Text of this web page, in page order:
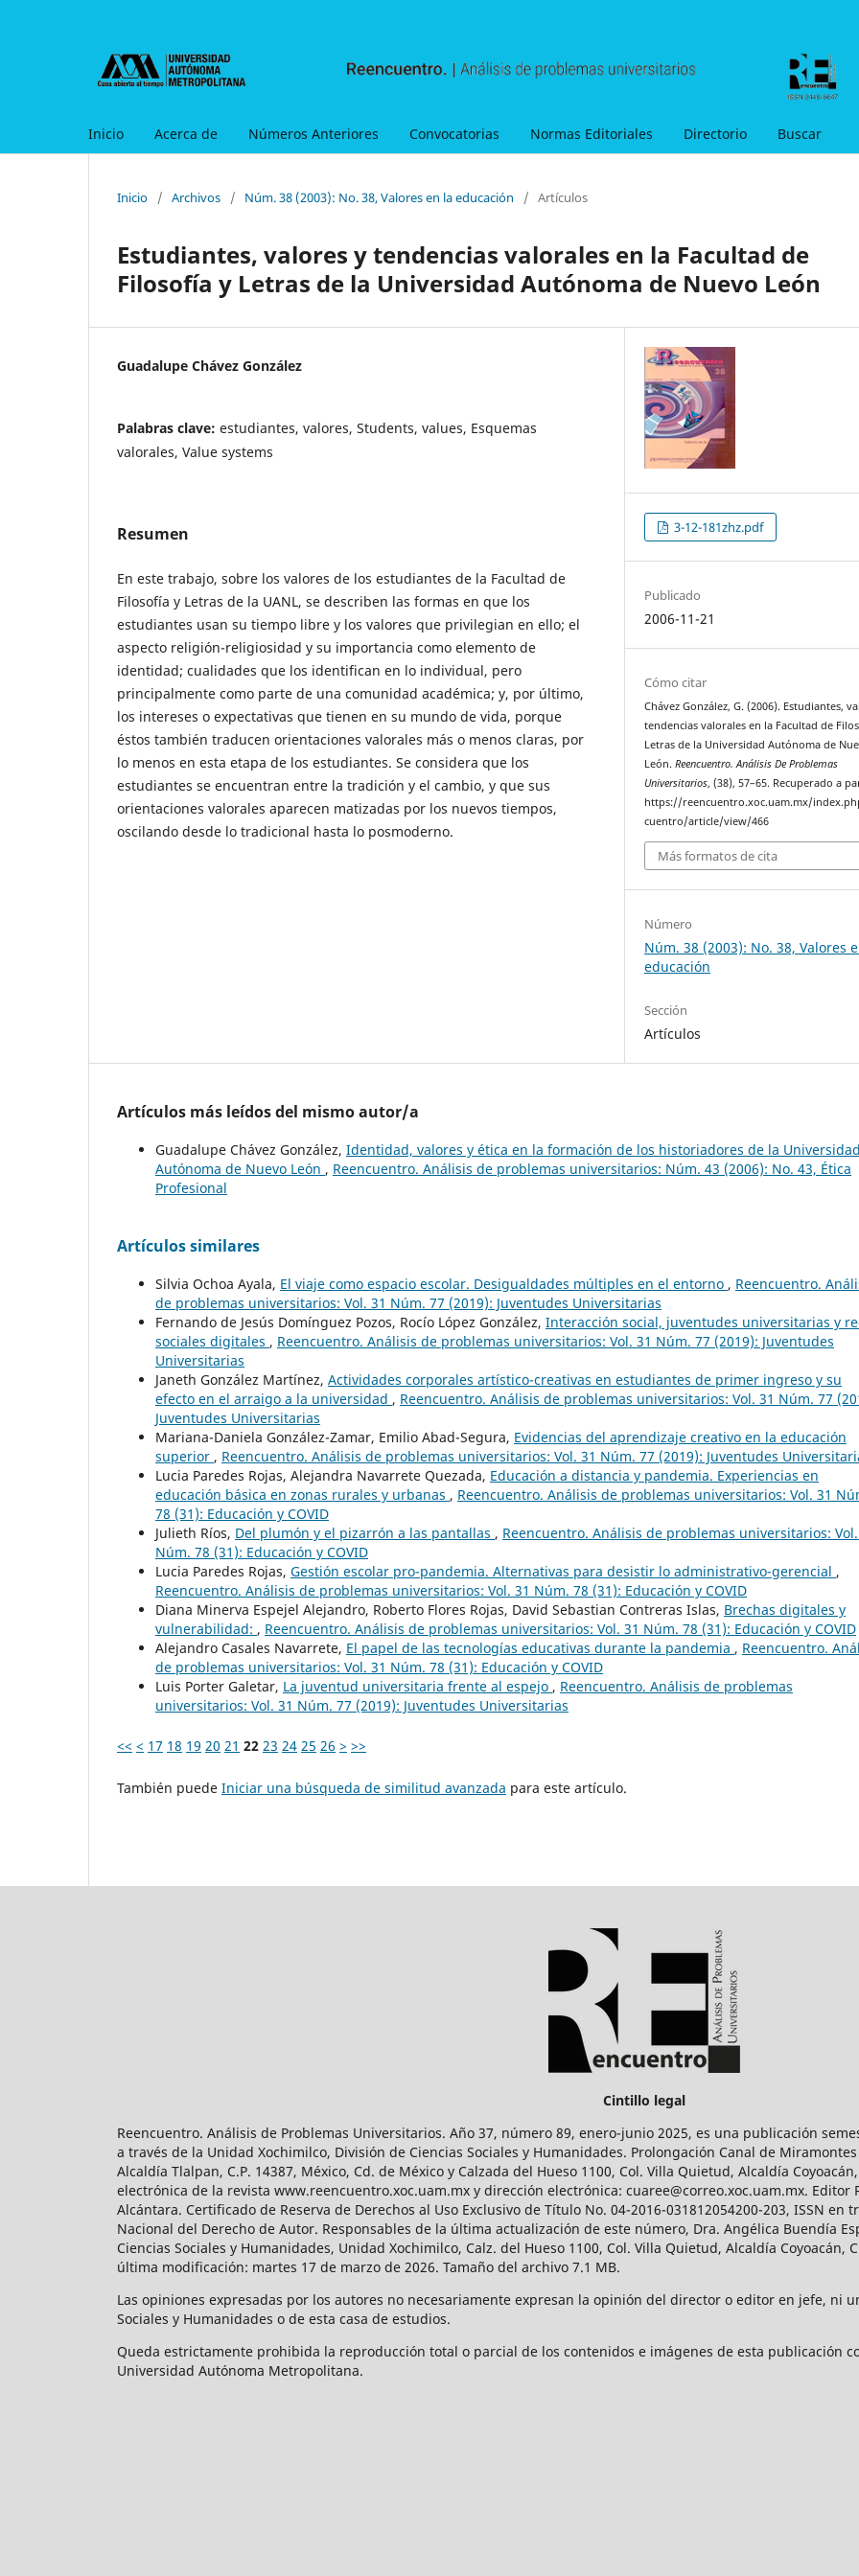
Inicio Acerca de Números Anteriores Convocatorias Normas Editoriales Directorio Buscar
Inicio / Archivos / Núm. 38 (2003): No. 38, Valores en la educación / Artículos
Estudiantes, valores y tendencias valorales en la Facultad de
Filosofía y Letras de la Universidad Autónoma de Nuevo León
Guadalupe Chávez González
Palabras clave: estudiantes, valores, Students, values, Esquemas
valorales, Value systems
Resumen
En este trabajo, sobre los valores de los estudiantes de la Facultad de
Filosofía y Letras de la UANL, se describen las formas en que los
estudiantes usan su tiempo libre y los valores que privilegian en ello; el
aspecto religión-religiosidad y su importancia como elemento de
identidad; cualidades que los identifican en lo individual, pero
principalmente como parte de una comunidad académica; y, por último,
los intereses o expectativas que tienen en su mundo de vida, porque
éstos también traducen orientaciones valorales más o menos claras, por
lo menos en esta etapa de los estudiantes. Se considera que los
estudiantes se encuentran entre la tradición y el cambio, y que sus
orientaciones valorales aparecen matizadas por los nuevos tiempos,
oscilando desde lo tradicional hasta lo posmoderno.
3-12-181zhz.pdf
Publicado
2006-11-21
Cómo citar
Chávez González, G. (2006). Estudiantes,
tendencias valorales en la Facultad de
Letras de la Universidad Autónoma de
León.Reencuentro. Análisis De Problemas
Universitarios, (38), 57–65. Recuperado a
https://reencuentro.xoc.uam.mx/
cuentro/article/view/466
Más formatos de cita
Número
Núm. 38 (2003): No. 38, Valores
educación
Sección
Artículos
Artículos más leídos del mismo autor/a
Guadalupe Chávez González, Identidad, valores y ética en la formación de los historiadores de la Universidad
Autónoma de Nuevo León , Reencuentro. Análisis de problemas universitarios: Núm. 43 (2006): No. 43, Ética
Profesional
Artículos similares
Silvia Ochoa Ayala, El viaje como espacio escolar. Desigualdades múltiples en el entorno , Reencuentro.
de problemas universitarios: Vol. 31 Núm. 77 (2019): Juventudes Universitarias
Fernando de Jesús Domínguez Pozos, Rocío López González, Interacción social, juventudes universitarias y
sociales digitales , Reencuentro. Análisis de problemas universitarios: Vol. 31 Núm. 77 (2019): Juventudes
Universitarias
Janeth González Martínez, Actividades corporales artístico-creativas en estudiantes de primer ingreso y su
efecto en el arraigo a la universidad , Reencuentro. Análisis de problemas universitarios: Vol. 31 Núm. 77
Juventudes Universitarias
Mariana-Daniela González-Zamar, Emilio Abad-Segura, Evidencias del aprendizaje creativo en la educación
superior , Reencuentro. Análisis de problemas universitarios: Vol. 31 Núm. 77 (2019): Juventudes
Lucia Paredes Rojas, Alejandra Navarrete Quezada, Educación a distancia y pandemia. Experiencias en
educación básica en zonas rurales y urbanas , Reencuentro. Análisis de problemas universitarios: Vol. 31
78 (31): Educación y COVID
Julieth Ríos, Del plumón y el pizarrón a las pantallas , Reencuentro. Análisis de problemas universitarios: Vol.
Núm. 78 (31): Educación y COVID
Lucia Paredes Rojas, Gestión escolar pro-pandemia. Alternativas para desistir lo administrativo-gerencial ,
Reencuentro. Análisis de problemas universitarios: Vol. 31 Núm. 78 (31): Educación y COVID
Diana Minerva Espejel Alejandro, Roberto Flores Rojas, David Sebastian Contreras Islas, Brechas digitales y
vulnerabilidad: , Reencuentro. Análisis de problemas universitarios: Vol. 31 Núm. 78 (31): Educación y COVID
Alejandro Casales Navarrete, El papel de las tecnologías educativas durante la pandemia , Reencuentro.
de problemas universitarios: Vol. 31 Núm. 78 (31): Educación y COVID
Luis Porter Galetar, La juventud universitaria frente al espejo , Reencuentro. Análisis de problemas
universitarios: Vol. 31 Núm. 77 (2019): Juventudes Universitarias
<< < 17 18 19 20 21 22 23 24 25 26 > >>
También puede Iniciar una búsqueda de similitud avanzada para este artículo.
Cintillo legal
Reencuentro. Análisis de Problemas Universitarios. Año 37, número 89, enero-junio 2025, es una publicación
a través de la Unidad Xochimilco, División de Ciencias Sociales y Humanidades. Prolongación Canal de Miramontes
Alcaldía Tlalpan, C.P. 14387, México, Cd. de México y Calzada del Hueso 1100, Col. Villa Quietud, Alcaldía
electrónica de la revista www.reencuentro.xoc.uam.mx y dirección electrónica: cuaree@correo.xoc.uam.mx. Editor
Alcántara. Certificado de Reserva de Derechos al Uso Exclusivo de Título No. 04-2016-031812054200-203, ISSN
Nacional del Derecho de Autor. Responsables de la última actualización de este número, Dra. Angélica Buendía
Ciencias Sociales y Humanidades, Unidad Xochimilco, Calz. del Hueso 1100, Col. Villa Quietud, Alcaldía Coyoacán,
última modificación: martes 17 de marzo de 2026. Tamaño del archivo 7.1 MB.
Las opiniones expresadas por los autores no necesariamente expresan la opinión del director o editor en jefe, ni
Sociales y Humanidades o de esta casa de estudios.
Queda estrictamente prohibida la reproducción total o parcial de los contenidos e imágenes de esta publicación
Universidad Autónoma Metropolitana.